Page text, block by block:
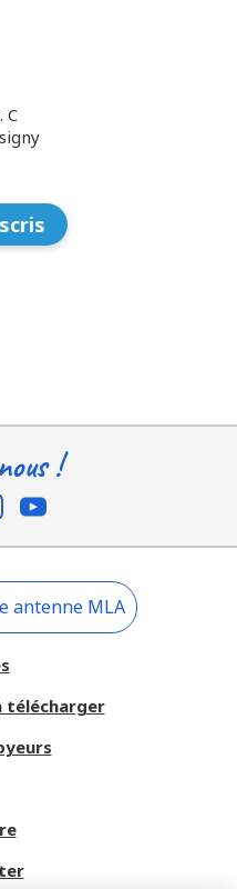
C
!
antenne MLA
télécharger